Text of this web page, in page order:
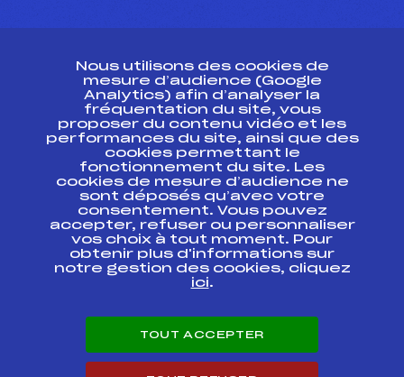
Ressources
Pass’Neige
Projet sportif fédéral
Projet de performance fédéral
Antidopage
Pôle Développement, Formation, Suivi
Scientifique
Listes ministérielles
Pôle vie de l’athlète
Enseignement professionnel
Carrières
Nous utilisons des cookies de
mesure d’audience (Google
Analytics) afin d’analyser la
fréquentation du site, vous
proposer du contenu vidéo et les
performances du site, ainsi que des
cookies permettant le
fonctionnement du site. Les
cookies de mesure d’audience ne
sont déposés qu’avec votre
consentement. Vous pouvez
accepter, refuser ou personnaliser
vos choix à tout moment. Pour
obtenir plus d'informations sur
notre gestion des cookies, cliquez
ici.
TOUT ACCEPTER